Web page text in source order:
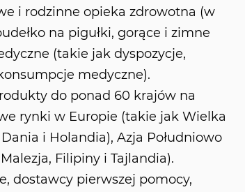
i rodzinne opieka zdrowotna (w
na pigułki, gorące i zimne
(takie jak dyspozycje,
medyczne).
do ponad 60 krajów na
rynki w Europie (takie jak Wielka
i Holandia), Azja Południowo
Filipiny i Tajlandia).
dostawcy pierwszej pomocy,